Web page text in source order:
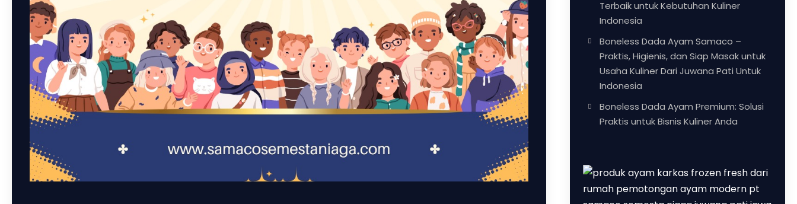
Terbaik untuk Kebutuhan Kuliner
Indonesia
Boneless Dada Ayam Samaco –
Praktis, Higienis, dan Siap Masak untuk
Usaha Kuliner Dari Juwana Pati Untuk
Indonesia
Boneless Dada Ayam Premium: Solusi
Praktis untuk Bisnis Kuliner Anda